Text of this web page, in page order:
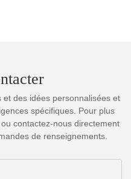
des idées personnalisées et
spécifiques. Pour plus
contactez-nous directement
de renseignements.